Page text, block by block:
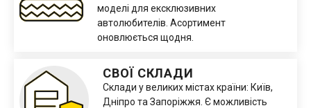
моделі для ексклюзивних
автолюбителів. Асортимент
оновлюється щодня.
СВОЇ СКЛАДИ
Склади у великих містах країни: Київ,
Дніпро та Запоріжжя. Є можливість